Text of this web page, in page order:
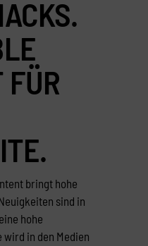
FÜR
bringt hohe
sind in
hohe
in den Medien